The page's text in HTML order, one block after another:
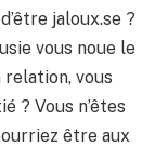
d’être jaloux.se ?
vous noue le
relation, vous
? Vous n’êtes
être aux